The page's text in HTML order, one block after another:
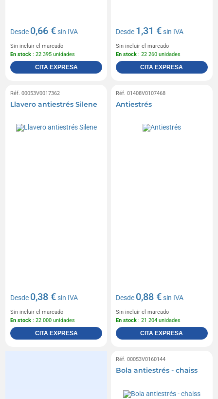
Desde 0,66 €sin IVA
Sin incluir el marcado
En stock : 22 395 unidades
CITA EXPRESA
Desde 1,31 €sin IVA
Sin incluir el marcado
En stock : 22 260 unidades
CITA EXPRESA
Réf. 00053V0017362
Llavero antiestrés Silene
Desde 0,38 €sin IVA
Sin incluir el marcado
En stock : 22 000 unidades
CITA EXPRESA
Réf. 01408V0107468
Antiestrés
Desde 0,88 €sin IVA
Sin incluir el marcado
En stock : 21 204 unidades
CITA EXPRESA
Réf. 00053V0160144
Bola antiestrés - chaiss